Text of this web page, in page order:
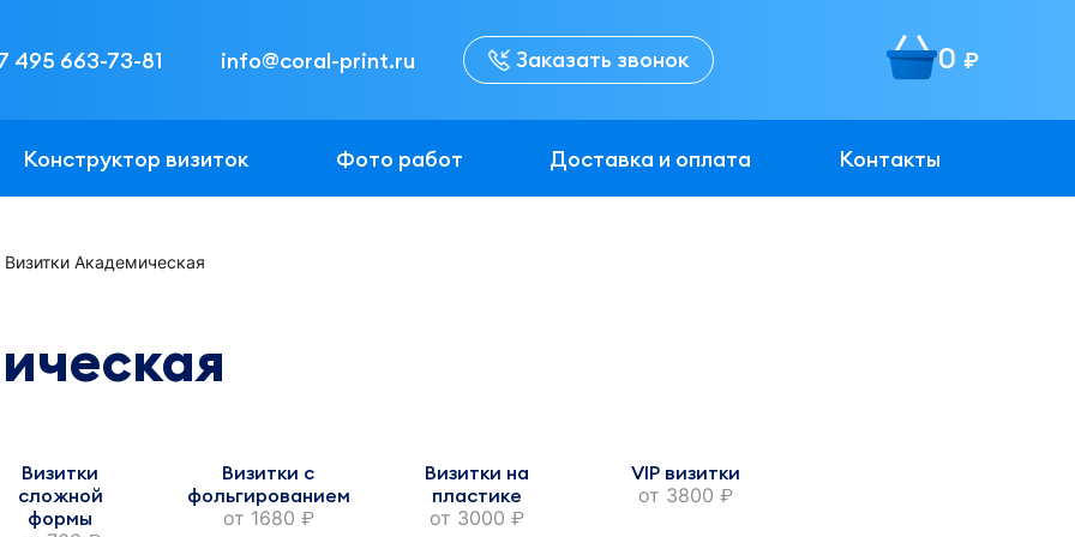
495 663-73-81 info@coral-print.ru Заказать звонок 0 руб.
Конструктор визиток Фото работ Доставка и оплата Контакты
Визитки Академическая
Визитки
сложной
формы
Визитки с
фольгированием
от 1680 руб.
Визитки на
пластике
от 3000 руб.
VIP визитки
от 3800 руб.